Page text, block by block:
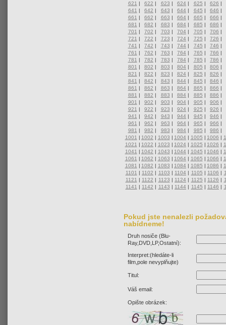
621 | 622 | 623 | 624 | 625 | 626 |
641 | 642 | 643 | 644 | 645 | 646 |
661 | 662 | 663 | 664 | 665 | 666 |
681 | 682 | 683 | 684 | 685 | 686 |
701 | 702 | 703 | 704 | 705 | 706 |
721 | 722 | 723 | 724 | 725 | 726 |
741 | 742 | 743 | 744 | 745 | 746 |
761 | 762 | 763 | 764 | 765 | 766 |
781 | 782 | 783 | 784 | 785 | 786 |
801 | 802 | 803 | 804 | 805 | 806 |
821 | 822 | 823 | 824 | 825 | 826 |
841 | 842 | 843 | 844 | 845 | 846 |
861 | 862 | 863 | 864 | 865 | 866 |
881 | 882 | 883 | 884 | 885 | 886 |
901 | 902 | 903 | 904 | 905 | 906 |
921 | 922 | 923 | 924 | 925 | 926 |
941 | 942 | 943 | 944 | 945 | 946 |
961 | 962 | 963 | 964 | 965 | 966 |
981 | 982 | 983 | 984 | 985 | 986 |
1001 | 1002 | 1003 | 1004 | 1005 | 1006 |
1021 | 1022 | 1023 | 1024 | 1025 | 1026 |
1041 | 1042 | 1043 | 1044 | 1045 | 1046 |
1061 | 1062 | 1063 | 1064 | 1065 | 1066 |
1081 | 1082 | 1083 | 1084 | 1085 | 1086 |
1101 | 1102 | 1103 | 1104 | 1105 | 1106 |
1121 | 1122 | 1123 | 1124 | 1125 | 1126 |
1141 | 1142 | 1143 | 1144 | 1145 | 1146 |
Pokud jste nenalezli
nabídneme!
Druh nosiče (Blu-
Ray,DVD,LP,Ostatní):
Interpret:(hledáte-li
film,pole nevyplňujte)
Titul:
Váš email:
Opište obrázek: